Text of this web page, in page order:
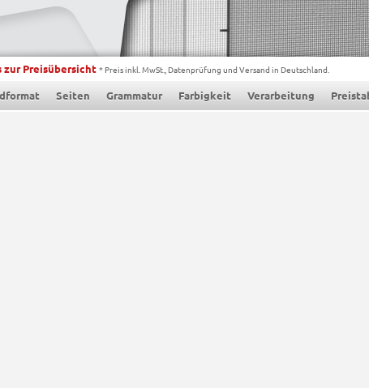
Preisübersicht * Preis inkl. MwSt., Datenprüfung und Versand in Deutschland.
Seiten Grammatur Farbigkeit Verarbeitung